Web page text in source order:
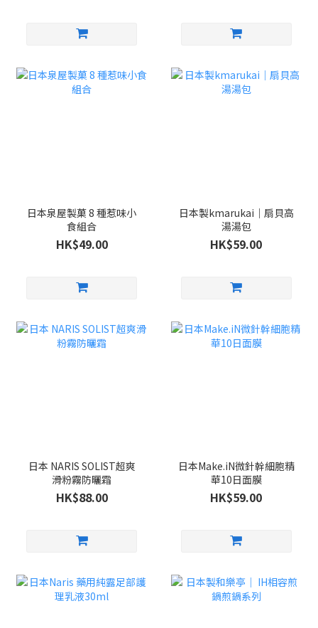
日本泉屋製菓 8 種惹味小
食組合
HK$49.00
日本製kmarukai｜扇貝高
湯湯包
HK$59.00
日本 NARIS SOLIST超爽
滑粉霧防曬霜
HK$88.00
日本Make.iN微針幹細胞精
華10日面膜
HK$59.00